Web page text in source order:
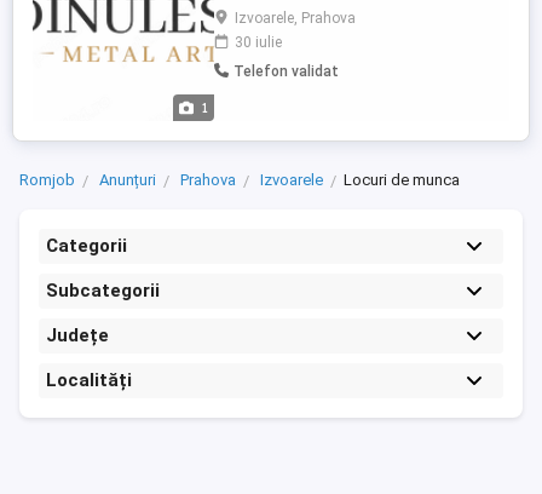
1
metalurgie (COR 932911) pentru activitate
în atelier de prelucrare a metalelor.
Locație: Comuna Izvoarele, județul
Prahova Cerințe: Studii generale;
obligatorie ...
Izvoarele, Prahova
30 iulie
Telefon validat
Romjob Anunțuri Prahova Izvoarele Locuri de munca
Categorii
Subcategorii
Județe
Localități